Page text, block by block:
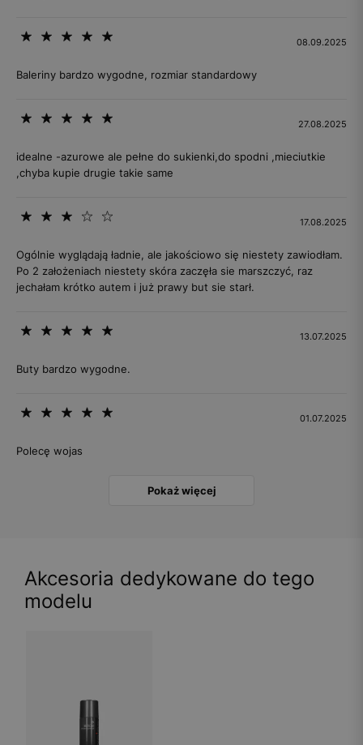
08.09.2025
Baleriny bardzo wygodne, rozmiar standardowy
27.08.2025
idealne -azurowe ale pełne do sukienki,do spodni ,mieciutkie
,chyba kupie drugie takie same
17.08.2025
Ogólnie wyglądają ładnie, ale jakościowo się niestety zawiodłam.
Po 2 założeniach niestety skóra zaczęła sie marszczyć, raz
jechałam krótko autem i już prawy but sie starł.
13.07.2025
Buty bardzo wygodne.
01.07.2025
Polecę wojas
Pokaż więcej
Akcesoria dedykowane do tego
modelu